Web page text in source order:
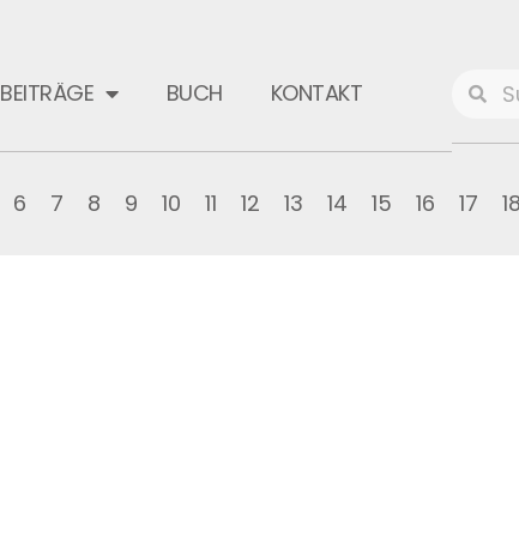
BEITRÄGE BUCH KONTAKT
6 7 8 9 10 11 12 13 14 15 16 17 18